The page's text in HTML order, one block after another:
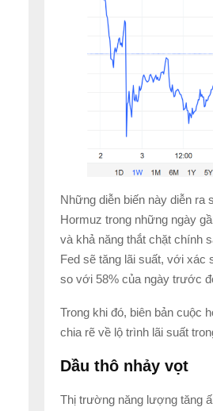
Những diễn biến này diễn ra
Hormuz trong những ngày
và khả năng thắt chặt chính
Fed sẽ tăng lãi suất, với xác
so với 58% của ngày trước
Trong khi đó, biên bản cuộc
chia rẽ về lộ trình lãi suất
Dầu thô nhảy vọt
Thị trường năng lượng tăng